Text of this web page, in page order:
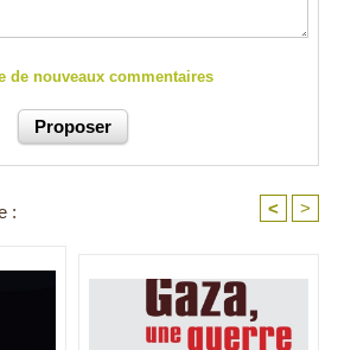
de nouveaux commentaires
: < >